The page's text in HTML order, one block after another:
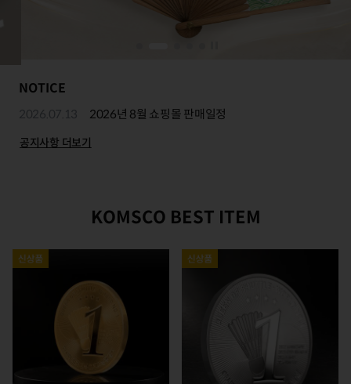
NOTICE
2026.07.13 2026년 8월 쇼핑몰 판매일정
공지사항 더보기
KOMSCO BEST ITEM